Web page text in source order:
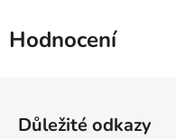
Hodnocení
Důležité odkazy